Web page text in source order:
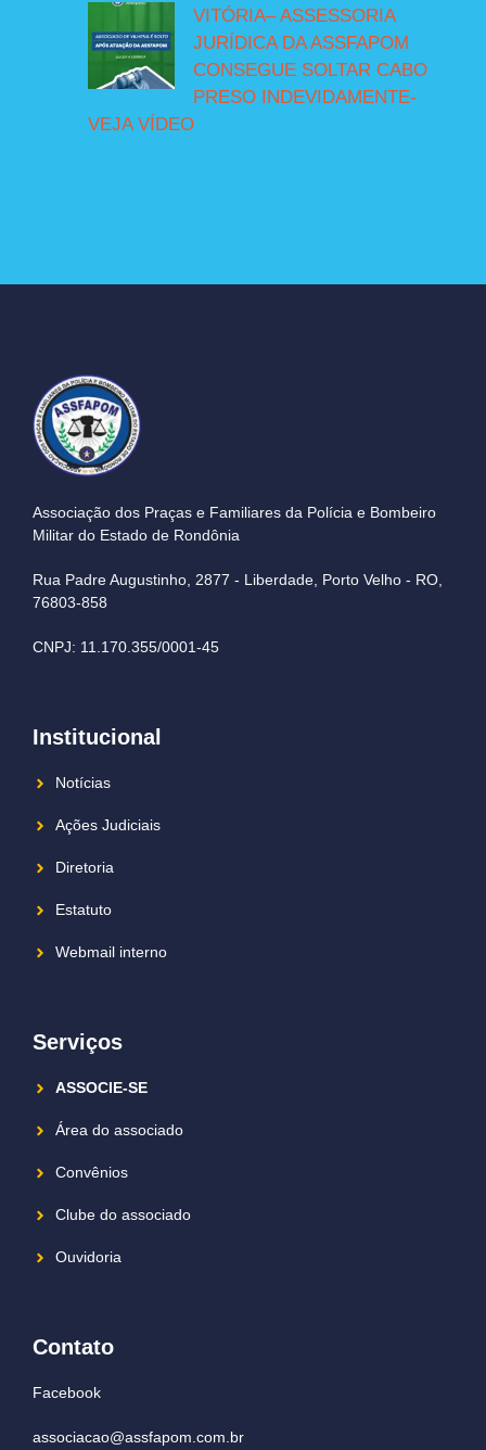
VITÓRIA– ASSESSORIA
JURÍDICA DA ASSFAPOM
CONSEGUE SOLTAR CABO
PRESO INDEVIDAMENTE-
VEJA VÍDEO
Associação dos Praças e Familiares da Polícia e Bombeiro
Militar do Estado de Rondônia
Rua Padre Augustinho, 2877 - Liberdade, Porto Velho - RO,
76803-858
CNPJ: 11.170.355/0001-45
Institucional
Notícias
Ações Judiciais
Diretoria
Estatuto
Webmail interno
Serviços
ASSOCIE-SE
Área do associado
Convênios
Clube do associado
Ouvidoria
Contato
Facebook
associacao@assfapom.com.br